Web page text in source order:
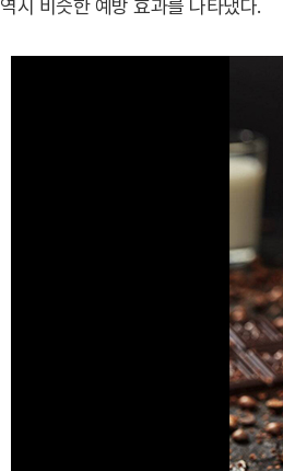
역시 비슷한 예방 효과를 나타냈다.